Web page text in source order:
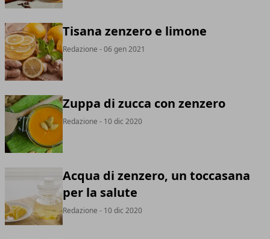
Tisana zenzero e limone
Redazione - 06 gen 2021
Zuppa di zucca con zenzero
Redazione - 10 dic 2020
Acqua di zenzero, un toccasana
per la salute
Redazione - 10 dic 2020